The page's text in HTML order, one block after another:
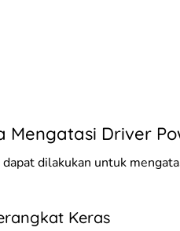
Mengatasi Driver
dapat dilakukan untuk
Keras